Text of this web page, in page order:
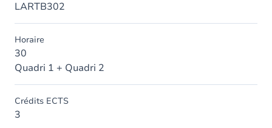
LARTB302
Horaire
30
Quadri 1 + Quadri 2
Crédits ECTS
3